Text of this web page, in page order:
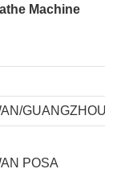
Machine
GUANGZHOU
POSA